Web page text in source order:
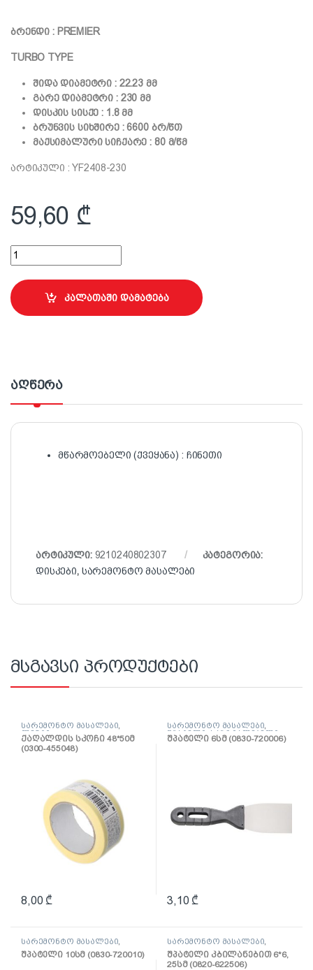
ბრენდი : PREMIER
TURBO TYPE
შიდა დიამეტრი : 22.23 მმ
გარე დიამეტრი : 230 მმ
დისკის სისქე : 1.8 მმ
ბრუნვის სიხშირე : 6600 ბრ/წთ
მაქსიმალური სიჩქარე : 80 მ/წმ
არტიკული : YF2408-230
59,60 ₾
Premier-ის უნივერსალური საჭრელი დისკი; 230მმ quantity
კალათაში დამატება
აღწერა
მწარმოებელი (ქვეყანა) : ჩინეთი
არტიკული: 9210240802307
კატეგორია:
დისკები, სარემონტო მასალები
მსგავსი პროდუქტები
სარემონტო მასალები
ლენტი
ქაღალდის სკოჩი 48*50მ
(0300-455048)
8,00 ₾
სარემონტო მასალები
შპატელი, საპრიალებელი,
ქაფჩა
შპატელი 6სმ (0830-720006)
3,10 ₾
სარემონტო მასალები
შპატელი, საპრიალებელი,
ქაფჩა
შპატელი 10სმ (0830-720010)
სარემონტო მასალები
შპატელი, საპრიალებელი,
ქაფჩა
შპატელი კბილანებით 6*6,
25სმ (0820-622506)